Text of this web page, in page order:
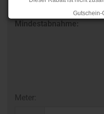
Gutschein-
Rückstaus kann es jedoch
Mindestabnahme:
Meter: